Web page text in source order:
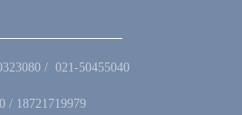
/ 021-50455040
/ 18721719979